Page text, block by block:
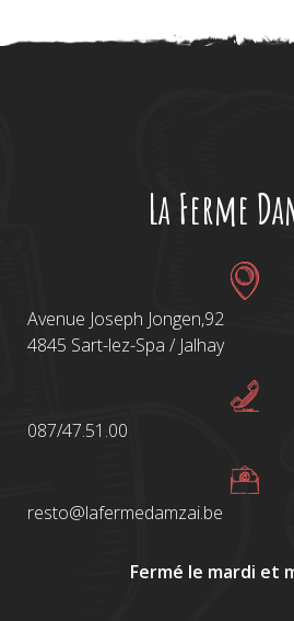
La Ferme
Avenue Joseph Jongen,92
4845 Sart-lez-Spa / Jalhay
087/47.51.00
resto@lafermedamzai.be
Fermé le mardi et